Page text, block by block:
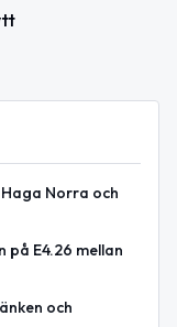
Norra och
E4.26 mellan
och